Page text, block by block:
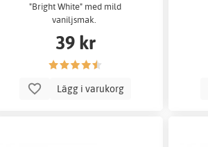
"Bright White" med mild
vaniljsmak.
39 kr
Lägg i varukorg